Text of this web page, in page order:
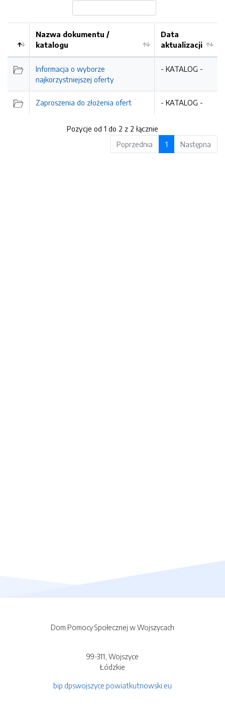
Nazwa dokumentu /
katalogu
Data
aktualizacji
Informacja o wyborze
najkorzystniejszej oferty
- KATALOG -
Zaproszenia do złożenia ofert - KATALOG -
Pozycje od 1 do 2 z 2 łącznie
Poprzednia
1 Następna
Dom Pomocy Społecznej w Wojszycach
99-311, Wojszyce
Łódzkie
bip.dpswojszyce.powiatkutnowski.eu